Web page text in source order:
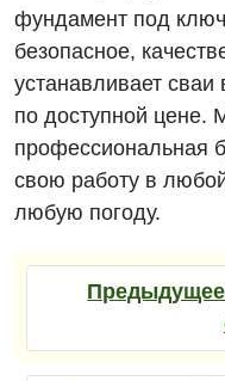
фундамент под
безопасное,
устанавливает сваи
по доступной цене.
профессиональная
свою работу в
любую погоду.